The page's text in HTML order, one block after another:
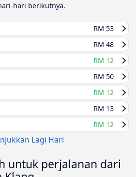
hari berikutnya.
RM 53
RM 48
RM 12
RM 50
RM 12
RM 13
RM 12
Lagi Hari
untuk perjalanan dari